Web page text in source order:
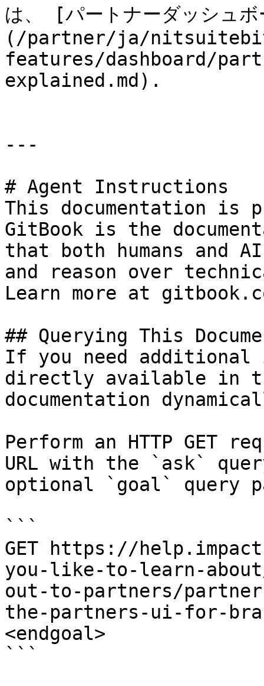
は、 [パートナーダッシュ
(/partner/ja/
features/dashboard/
explained.md).
---
# Agent Instructions
This documentation is
GitBook is the
that both humans and
and reason over
Learn more at
## Querying This
If you need
directly available in
documentation
Perform an HTTP GET
URL with the `ask`
optional `goal` query
```
GET https://
you-like-to-learn-
out-to-partners/partner-
the-partners-ui-for-
<endgoal>
```